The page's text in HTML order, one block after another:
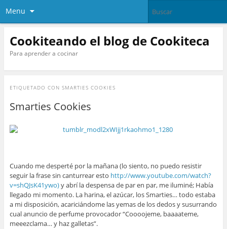
Menu
Cookiteando el blog de Cookiteca
Para aprender a cocinar
ETIQUETADO CON SMARTIES COOKIES
Smarties Cookies
Cuando me desperté por la mañana (lo siento, no puedo resistir
seguir la frase sin canturrear esto http://www.youtube.com/watch?
v=shQJsK41ywo)y abrí la despensa de par en par, me iluminé; Había
llegado mi momento. La harina, el azúcar, los Smarties… todo estaba
a mi disposición, acariciándome las yemas de los dedos y susurrando
cual anuncio de perfume provocador “Coooojeme, baaaateme,
meeezclama… y haz galletas”.